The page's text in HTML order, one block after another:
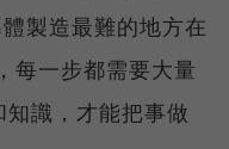
製造最難的地方在
每一步都需要大量
識，才能把事做